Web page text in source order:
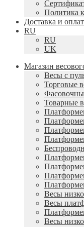
Политика
Доставка и
RU
RU
UK
Магазин
Весы с
Торговые
Товарные
Весы
Весы
Весы